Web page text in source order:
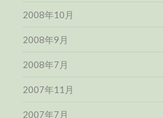
2008年10月
2008年9月
2008年7月
2007年11月
2007年7月